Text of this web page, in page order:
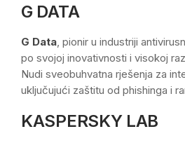
G DATA
G Data , pionir u industriji
po svojoj inovativnosti i visokoj
Nudi sveobuhvatna rješenja za
uključujući zaštitu od phishinga i
KASPERSKY LAB